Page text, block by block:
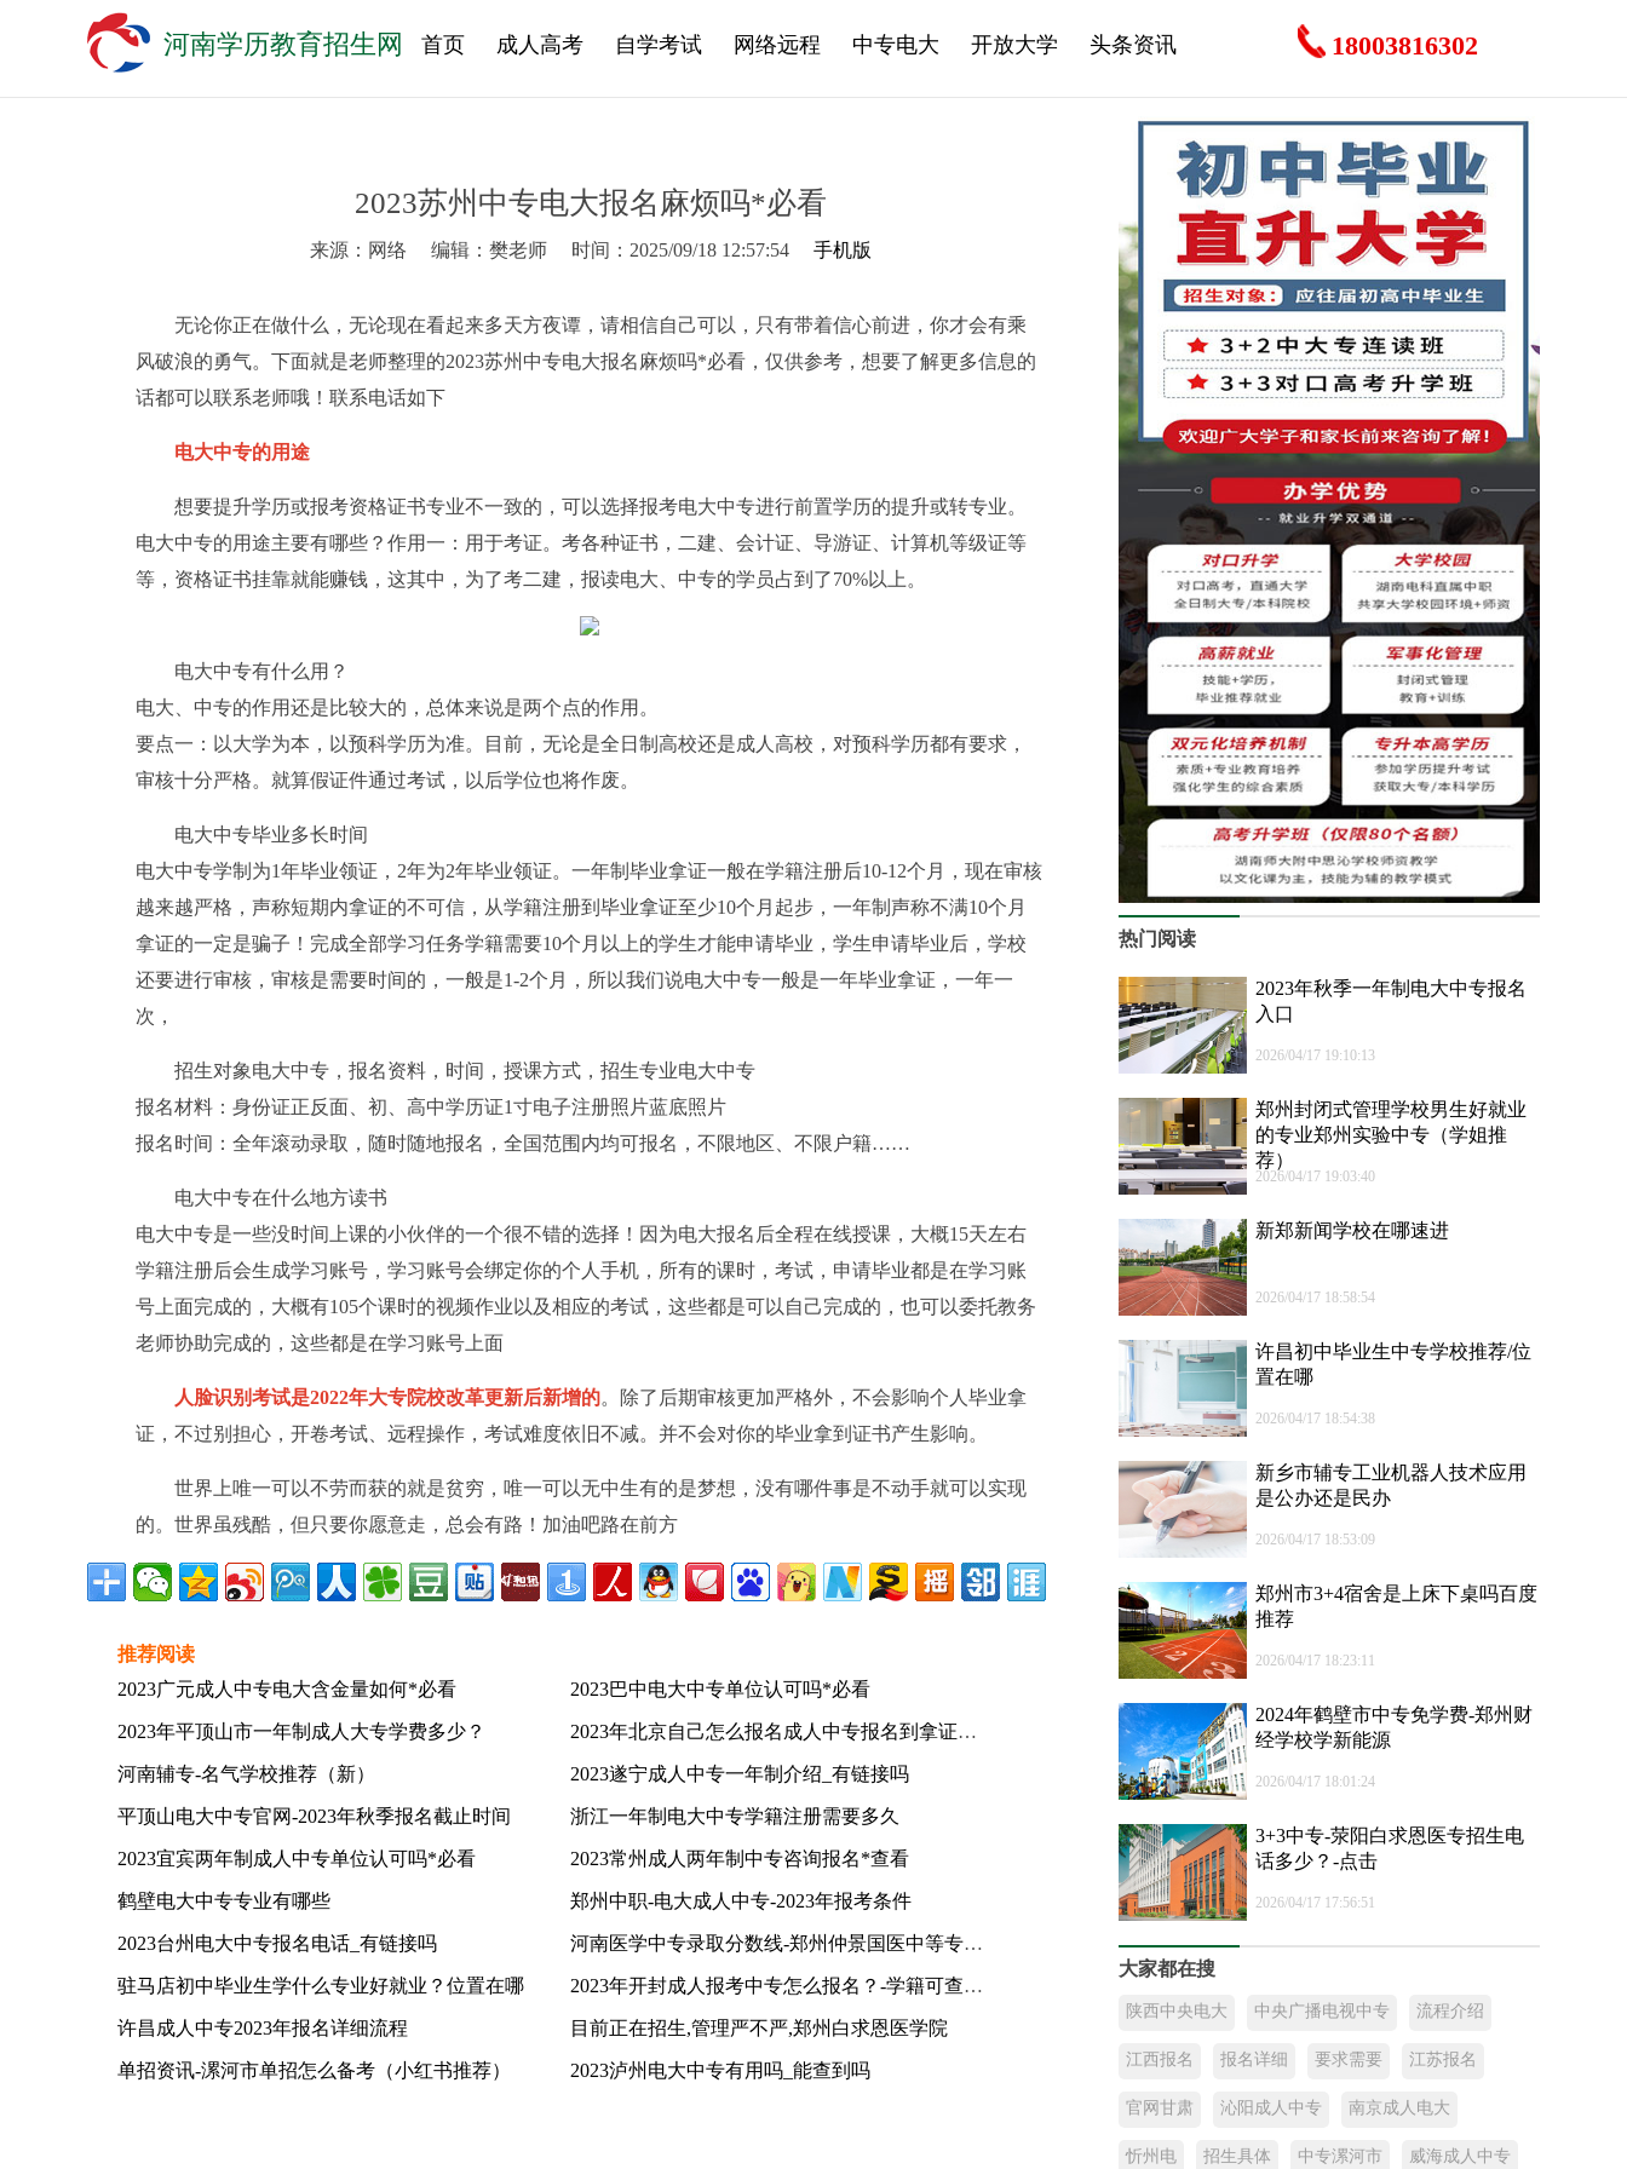
河南学历教育招生网 首页 成人高考 自学考试 网络远程 中专电大 开放大学 头条资讯 18003816302
2023苏州中专电大报名麻烦吗*必看
来源：网络 编辑：樊老师 时间：2025/09/18 12:57:54 手机版
无论你正在做什么，无论现在看起来多天方夜谭，请相信自己可以，只有带着信心前进，你才会有乘
风破浪的勇气。下面就是老师整理的2023苏州中专电大报名麻烦吗*必看，仅供参考，想要了解更多信息的
话都可以联系老师哦！联系电话如下
电大中专的用途
想要提升学历或报考资格证书专业不一致的，可以选择报考电大中专进行前置学历的提升或转专业。
电大中专的用途主要有哪些？作用一：用于考证。考各种证书，二建、会计证、导游证、计算机等级证等
等，资格证书挂靠就能赚钱，这其中，为了考二建，报读电大、中专的学员占到了70%以上。
电大中专有什么用？
电大、中专的作用还是比较大的，总体来说是两个点的作用。
要点一：以大学为本，以预科学历为准。目前，无论是全日制高校还是成人高校，对预科学历都有要求，
审核十分严格。就算假证件通过考试，以后学位也将作废。
电大中专毕业多长时间
电大中专学制为1年毕业领证，2年为2年毕业领证。一年制毕业拿证一般在学籍注册后10-12个月，现在审核
越来越严格，声称短期内拿证的不可信，从学籍注册到毕业拿证至少10个月起步，一年制声称不满10个月
拿证的一定是骗子！完成全部学习任务学籍需要10个月以上的学生才能申请毕业，学生申请毕业后，学校
还要进行审核，审核是需要时间的，一般是1-2个月，所以我们说电大中专一般是一年毕业拿证，一年一
次，
招生对象电大中专，报名资料，时间，授课方式，招生专业电大中专
报名材料：身份证正反面、初、高中学历证1寸电子注册照片蓝底照片
报名时间：全年滚动录取，随时随地报名，全国范围内均可报名，不限地区、不限户籍……
电大中专在什么地方读书
电大中专是一些没时间上课的小伙伴的一个很不错的选择！因为电大报名后全程在线授课，大概15天左右
学籍注册后会生成学习账号，学习账号会绑定你的个人手机，所有的课时，考试，申请毕业都是在学习账
号上面完成的，大概有105个课时的视频作业以及相应的考试，这些都是可以自己完成的，也可以委托教务
老师协助完成的，这些都是在学习账号上面
人脸识别考试是2022年大专院校改革更新后新增的。除了后期审核更加严格外，不会影响个人毕业拿
证，不过别担心，开卷考试、远程操作，考试难度依旧不减。并不会对你的毕业拿到证书产生影响。
世界上唯一可以不劳而获的就是贫穷，唯一可以无中生有的是梦想，没有哪件事是不动手就可以实现
的。世界虽残酷，但只要你愿意走，总会有路！加油吧路在前方
推荐阅读
2023广元成人中专电大含金量如何*必看
2023巴中电大中专单位认可吗*必看
2023年平顶山市一年制成人大专学费多少？ 2023年北京自己怎么报名成人中专报名到拿证一个需要多久？
河南辅专-名气学校推荐（新） 2023遂宁成人中专一年制介绍_有链接吗
平顶山电大中专官网-2023年秋季报名截止时间 浙江一年制电大中专学籍注册需要多久
2023宜宾两年制成人中专单位认可吗*必看 2023常州成人两年制中专咨询报名*查看
鹤壁电大中专专业有哪些 郑州中职-电大成人中专-2023年报考条件
2023台州电大中专报名电话_有链接吗 河南医学中专录取分数线-郑州仲景国医中等专业学校（学姐推荐）
驻马店初中毕业生学什么专业好就业？位置在哪 2023年开封成人报考中专怎么报名？-学籍可查到吗
许昌成人中专2023年报名详细流程 目前正在招生,管理严不严,郑州白求恩医学院
单招资讯-漯河市单招怎么备考（小红书推荐） 2023泸州电大中专有用吗_能查到吗
热门阅读
2023年秋季一年制电大中专报名
入口
2026/04/17 19:10:13
郑州封闭式管理学校男生好就业
的专业郑州实验中专（学姐推
荐）
2026/04/17 19:03:40
新郑新闻学校在哪速进
2026/04/17 18:58:54
许昌初中毕业生中专学校推荐/位
置在哪
2026/04/17 18:54:38
新乡市辅专工业机器人技术应用
是公办还是民办
2026/04/17 18:53:09
郑州市3+4宿舍是上床下桌吗百度
推荐
2026/04/17 18:23:11
2024年鹤壁市中专免学费-郑州财
经学校学新能源
2026/04/17 18:01:24
3+3中专-荥阳白求恩医专招生电
话多少？-点击
2026/04/17 17:56:51
大家都在搜
陕西中央电大 中央广播电视中专 流程介绍
江西报名 报名详细 要求需要 江苏报名
官网甘肃 沁阳成人中专 南京成人电大
忻州电 招生具体 中专漯河市 威海成人中专